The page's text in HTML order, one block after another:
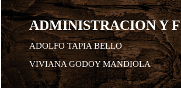
ADMINISTRACION Y
ADOLFO TAPIA BELLO
VIVIANA GODOY MANDIOLA